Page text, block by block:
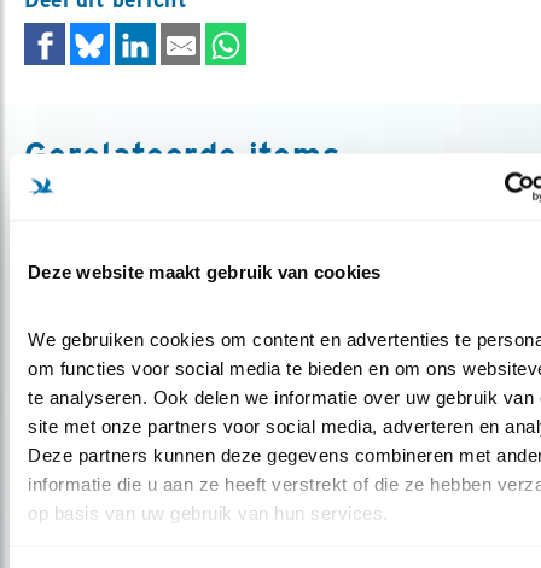
Deze website maakt gebruik van cookies
We gebruiken cookies om content en advertenties te
om functies voor social media te bieden en om ons
te analyseren. Ook delen we informatie over uw gebruik van
site met onze partners voor social media, adverteren en
Deze partners kunnen deze gegevens combineren met
informatie die u aan ze heeft verstrekt of die ze hebben
op basis van uw gebruik van hun services.
Gerelateerde items
Tip
Niet zomaar een natuurfilm